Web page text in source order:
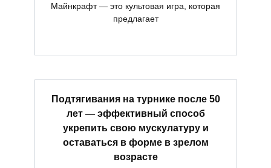
Майнкрафт — это культовая игра, которая
предлагает
Подтягивания на турнике после 50
лет — эффективный способ
укрепить свою мускулатуру и
оставаться в форме в зрелом
возрасте